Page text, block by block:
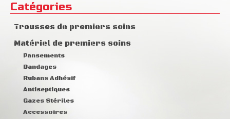
Catégories
Trousses de premiers soins
Matériel de premiers soins
Pansements
Bandages
Rubans Adhésif
Antiseptiques
Gazes Stériles
Accessoires